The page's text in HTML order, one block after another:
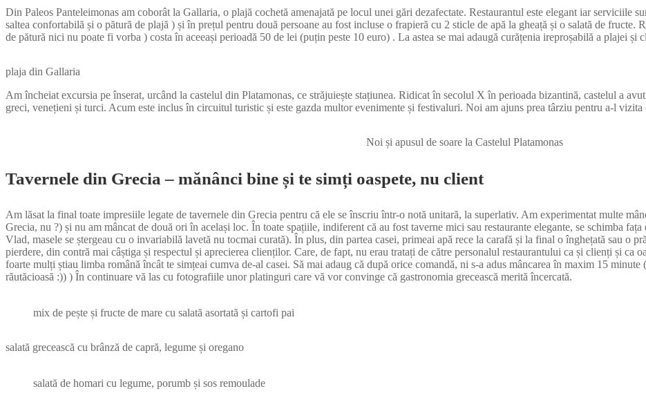
Din Paleos Panteleimonas am coborât la Gallaria, o plajă cochetă amenajată pe locul unei gări dezafectate. Restaurantul este elegant iar serviciile
saltea confortabilă și o pătură de plajă ) și în prețul pentru două persoane au fost incluse o frapieră cu 2 sticle de apă la gheață și o salată de fructe.
de pătură nici nu poate fi vorba ) costa în aceeași perioadă 50 de lei (puțin peste 10 euro) . La astea se mai adaugă curățenia ireproșabilă a plajei și
plaja din Gallaria
Am încheiat excursia pe înserat, urcând la castelul din Platamonas, ce străjuiește stațiunea. Ridicat în secolul X în perioada bizantină, castelul a
greci, venețieni și turci. Acum este inclus în circuitul turistic și este gazda multor evenimente și festivaluri. Noi am ajuns prea târziu pentru a-l
Noi și apusul de soare la Castelul Platamonas
Tavernele din Grecia – mănânci bine și te simți oaspete, nu client
Am lăsat la final toate impresiile legate de tavernele din Grecia pentru că ele se înscriu într-o notă unitară, la superlativ. Am experimentat multe
Grecia, nu ?) și nu am mâncat de două ori în același loc. În toate spațiile, indiferent că au fost taverne mici sau restaurante elegante, se schimba
Vlad, masele se ștergeau cu o invariabilă lavetă nu tocmai curată). În plus, din partea casei, primeai apă rece la carafă și la final o înghețată sau o
pierdere, din contră mai câștiga și respectul și aprecierea clienților. Care, de fapt, nu erau tratați de către personalul restaurantului ca și clienți și ca
foarte mulți știau limba română încât te simțeai cumva de-al casei. Să mai adaug că după orice comandă, ni s-a adus mâncarea în maxim 15
răutăcioasă :)) ) În continuare vă las cu fotografiile unor platinguri care vă vor convinge că gastronomia grecească merită încercată.
mix de pește și fructe de mare cu salată asortată și cartofi pai
salată grecească cu brânză de capră, legume și oregano
salată de homari cu legume, porumb și sos remoulade